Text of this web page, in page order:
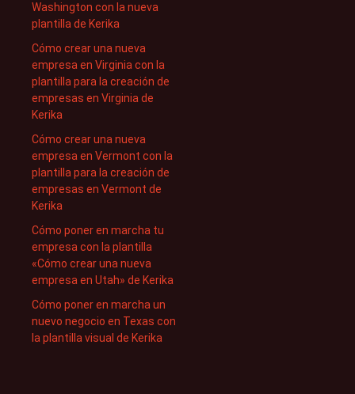
Washington con la nueva
plantilla de Kerika
Cómo crear una nueva
empresa en Virginia con la
plantilla para la creación de
empresas en Virginia de
Kerika
Cómo crear una nueva
empresa en Vermont con la
plantilla para la creación de
empresas en Vermont de
Kerika
Cómo poner en marcha tu
empresa con la plantilla
«Cómo crear una nueva
empresa en Utah» de Kerika
Cómo poner en marcha un
nuevo negocio en Texas con
la plantilla visual de Kerika